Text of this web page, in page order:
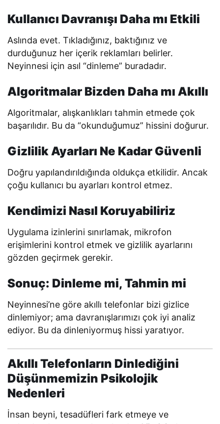
Kullanıcı Davranışı Daha mı Etkili
Aslında evet. Tıkladığınız, baktığınız ve
durduğunuz her içerik reklamları belirler.
Neyinnesi için asıl “dinleme” buradadır.
Algoritmalar Bizden Daha mı Akıllı
Algoritmalar, alışkanlıkları tahmin etmede çok
başarılıdır. Bu da “okunduğumuz” hissini doğurur.
Gizlilik Ayarları Ne Kadar Güvenli
Doğru yapılandırıldığında oldukça etkilidir. Ancak
çoğu kullanıcı bu ayarları kontrol etmez.
Kendimizi Nasıl Koruyabiliriz
Uygulama izinlerini sınırlamak, mikrofon
erişimlerini kontrol etmek ve gizlilik ayarlarını
gözden geçirmek gerekir.
Sonuç: Dinleme mi, Tahmin mi
Neyinnesi’ne göre akıllı telefonlar bizi gizlice
dinlemiyor; ama davranışlarımızı çok iyi analiz
ediyor. Bu da dinleniyormuş hissi yaratıyor.
Akıllı Telefonların Dinlediğini
Düşünmemizin Psikolojik
Nedenleri
İnsan beyni, tesadüfleri fark etmeye ve